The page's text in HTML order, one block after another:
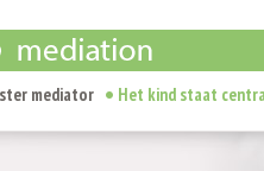
mediator Het kind staat